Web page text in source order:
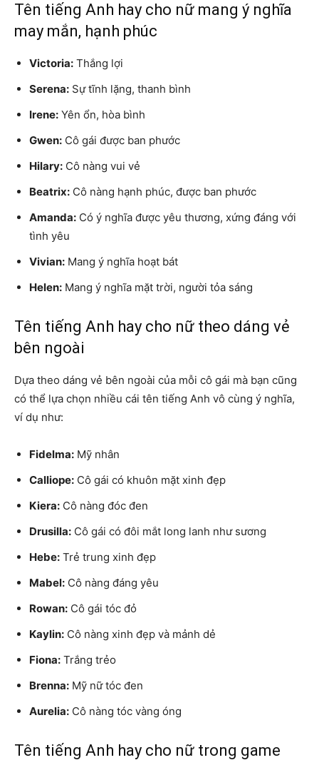
Tên tiếng Anh hay cho nữ mang ý nghĩa
may mắn, hạnh phúc
Victoria: Thắng lợi
Serena: Sự tĩnh lặng, thanh bình
Irene: Yên ổn, hòa bình
Gwen: Cô gái được ban phước
Hilary: Cô nàng vui vẻ
Beatrix: Cô nàng hạnh phúc, được ban phước
Amanda: Có ý nghĩa được yêu thương, xứng đáng với
tình yêu
Vivian: Mang ý nghĩa hoạt bát
Helen: Mang ý nghĩa mặt trời, người tỏa sáng
Tên tiếng Anh hay cho nữ theo dáng vẻ
bên ngoài
Dựa theo dáng vẻ bên ngoài của mỗi cô gái mà bạn cũng
có thể lựa chọn nhiều cái tên tiếng Anh vô cùng ý nghĩa,
ví dụ như:
Fidelma: Mỹ nhân
Calliope: Cô gái có khuôn mặt xinh đẹp
Kiera: Cô nàng đóc đen
Drusilla: Cô gái có đôi mắt long lanh như sương
Hebe: Trẻ trung xinh đẹp
Mabel: Cô nàng đáng yêu
Rowan: Cô gái tóc đỏ
Kaylin: Cô nàng xinh đẹp và mảnh dẻ
Fiona: Trắng trẻo
Brenna: Mỹ nữ tóc đen
Aurelia: Cô nàng tóc vàng óng
Tên tiếng Anh hay cho nữ trong game